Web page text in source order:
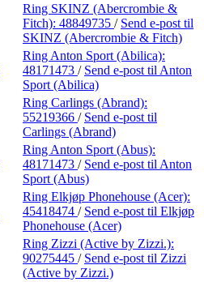
Ring SKINZ (Abercrombie &
Fitch): 48849735 / Send e-post til
SKINZ (Abercrombie & Fitch)
Ring Anton Sport (Abilica):
48171473 / Send e-post til Anton
Sport (Abilica)
Ring Carlings (Abrand):
55219366 / Send e-post til
Carlings (Abrand)
Ring Anton Sport (Abus):
48171473 / Send e-post til Anton
Sport (Abus)
Ring Elkjøp Phonehouse (Acer):
45418474 / Send e-post til Elkjøp
Phonehouse (Acer)
Ring Zizzi (Active by Zizzi.):
90275445 / Send e-post til Zizzi
(Active by Zizzi.)